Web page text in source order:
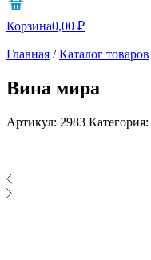
Корзина0,00 ₽
Главная /Каталог товаров
Вина мира
Артикул: 2983 Категория: